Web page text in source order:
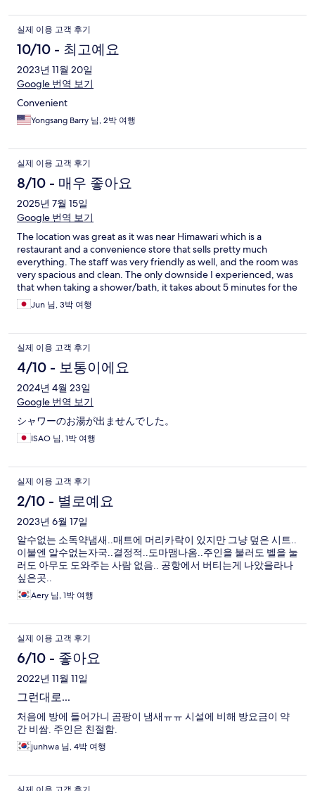
실제 이용 고객 후기
10/10 - 최고예요
2023년 11월 20일
Google 번역 보기
Convenient
Yongsang Barry 님, 2박 여행
실제 이용 고객 후기
8/10 - 매우 좋아요
2025년 7월 15일
Google 번역 보기
The location was great as it was near Himawari which is a
restaurant and a convenience store that sells pretty much
everything. The staff was very friendly as well, and the room was
very spacious and clean. The only downside I experienced, was
that when taking a shower/bath, it takes about 5 minutes for the
hot water to kick in, and the water pressure was very weak, and
unstable, making it very difficult to shower as well.
Jun 님, 3박 여행
실제 이용 고객 후기
4/10 - 보통이에요
2024년 4월 23일
Google 번역 보기
シャワーのお湯が出ませんでした。
ISAO 님, 1박 여행
실제 이용 고객 후기
2/10 - 별로예요
2023년 6월 17일
알수없는 소독약냄새..매트에 머리카락이 있지만 그냥 덮은 시트..
이불엔 알수없는자국..결정적..도마맴나옴..주인을 불러도 벨을 눌
러도 아무도 도와주는 사람 없음.. 공항에서 버티는게 나았을라나
싶은곳..
Aery 님, 1박 여행
실제 이용 고객 후기
6/10 - 좋아요
2022년 11월 11일
그런대로...
처음에 방에 들어가니 곰팡이 냄새ㅠㅠ 시설에 비해 방요금이 약
간 비쌈. 주인은 친절함.
junhwa 님, 4박 여행